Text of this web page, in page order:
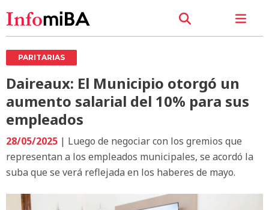
PARITARIAS
Daireaux: El Municipio otorgó un
aumento salarial del 10% para sus
empleados
28/05/2025 | Luego de negociar con los gremios que
representan a los empleados municipales, se acordó la
suba que se verá reflejada en los haberes de mayo.